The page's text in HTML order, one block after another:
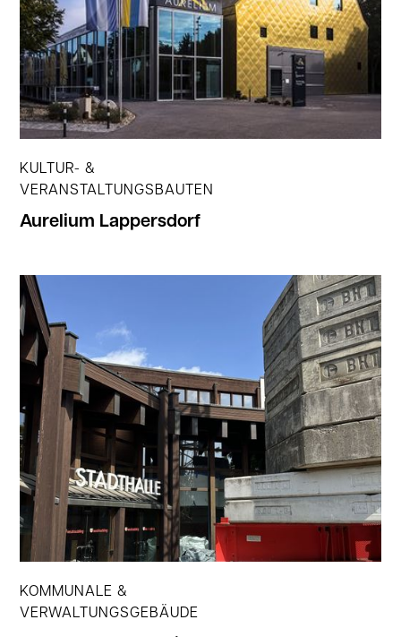
Jetzt ansehen
KULTUR- &
VERANSTALTUNGSBAUTEN
Aurelium Lappersdorf
KOMMUNALE &
VERWALTUNGSGEBÄUDE